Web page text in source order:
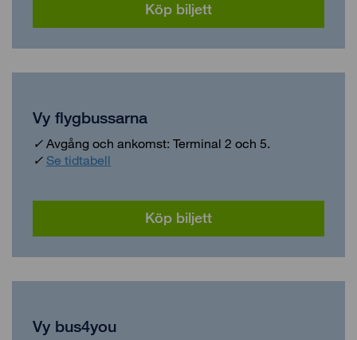
Köp biljett
Vy flygbussarna
✓ Avgång och ankomst: Terminal 2 och 5.
✓ Se tidtabell
Köp biljett
Vy bus4you